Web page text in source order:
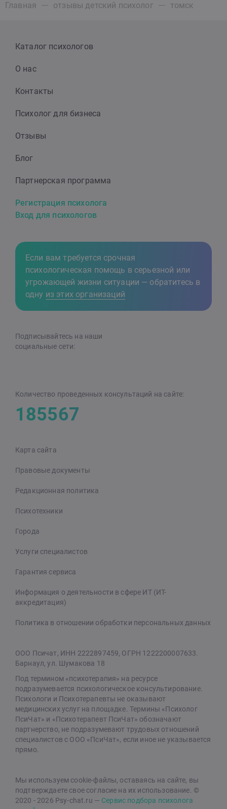
Главная отзывы детский психолог томск
Каталог психологов
О нас
Контакты
Психолог для бизнеса
Отзывы
Блог
Партнерская программа
Регистрация психолога
Вход для психологов
Если вам требуется срочная
психологическая помощь в серьезной или
угрожающей жизни ситуации — обратитесь в
одну из этих организаций
Карта сайта
Правовые документы
Редакционная политика
Психотехники
Города
Услуги специалистов
Гарантия сервиса
Информация о деятельности в сфере ИТ (ИТ-
аккредитация)
Политика в отношении обработки персональных данных
Подписывайтесь на наши
cоциальные сети:
Количество проведенных консультаций на сайте:
185567
ООО Псичат, ИНН 2222897459, ОГРН 1222200007633.
Барнаул, ул. Шумакова 18
Под термином «психотерапия» на ресурсе
подразумевается психологическое консультирование.
Психологи и Психотерапевты не оказывают
медицинских услуг на площадке. Термины «Психолог
ПсиЧат» и «Психотерапевт ПсиЧат» обозначают
партнерство, не подразумевают трудовых отношений
специалистов с ООО «ПсиЧат», если иное не указывается
прямо.
Мы используем cookie-файлы, оставаясь на сайте, вы
подтверждаете свое согласие на их использование. ©
2020 - 2026 Psy-chat.ru — Сервис подбора психолога